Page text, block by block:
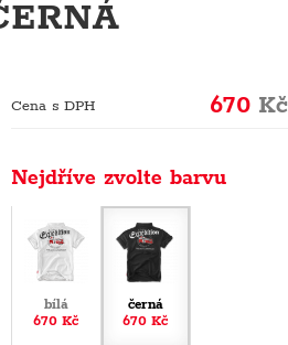
Cena s DPH 670 Kč
Nejdříve zvolte barvu
bílá
670 Kč
černá
670 Kč